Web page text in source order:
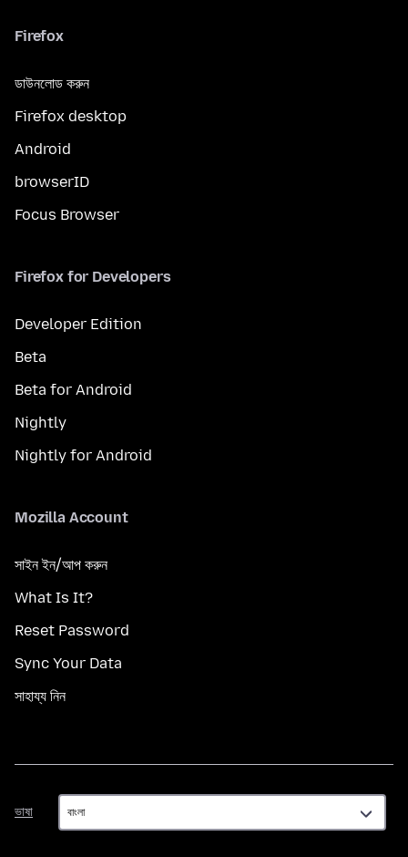
Firefox
ডাউনলোড করুন
Firefox desktop
Android
browserID
Focus Browser
Firefox for Developers
Developer Edition
Beta
Beta for Android
Nightly
Nightly for Android
Mozilla Account
সাইন ইন/আপ করুন
What Is It?
Reset Password
Sync Your Data
সাহায্য নিন
ভাষা
ভাষা